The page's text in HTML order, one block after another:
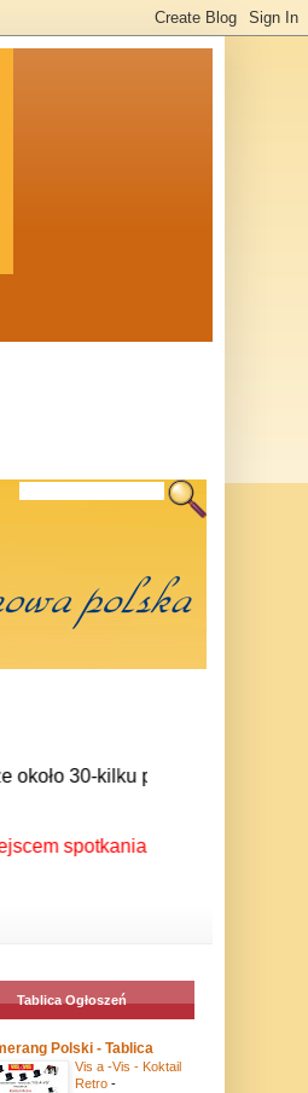
30-kilku posłów
spotkania Polonii z całego
Tablica Ogłoszeń
Polski - Tablica
Vis a -Vis - Koktail
Retro -